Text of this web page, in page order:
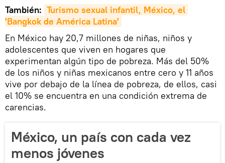
También: Turismo sexual infantil, México, el
'Bangkok de América Latina'
En México hay 20,7 millones de niñas, niños y
adolescentes que viven en hogares que
experimentan algún tipo de pobreza. Más del 50%
de los niños y niñas mexicanos entre cero y 11 años
vive por debajo de la línea de pobreza, de ellos, casi
el 10% se encuentra en una condición extrema de
carencias.
México, un país con cada vez
menos jóvenes